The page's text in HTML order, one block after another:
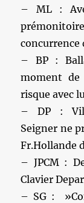
– ML :
concurrence
– BP :
moment de
risque avec
– DP :
Seigner ne
Fr.Hollande
– JPCM :
Clavier
– SG :